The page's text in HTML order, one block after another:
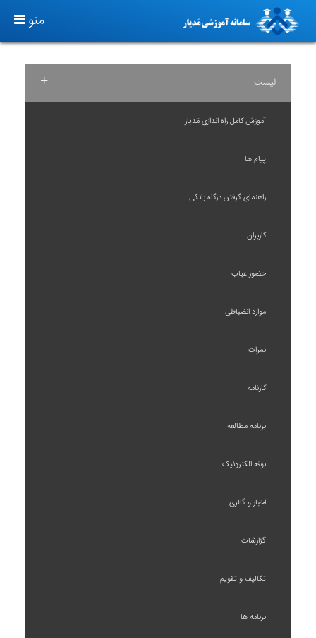
T
O
G
منو
لیست +
آموزش کامل راه اندازی مَدیار
پیام ها
راهنمای گرفتن درگاه بانکی
کاربران
حضور غیاب
موارد انضباطی
نمرات
کارنامه
برنامه مطالعه
بوفه الکترونیک
اخبار و گالری
گزارشات
تکالیف و تقویم
برنامه ها